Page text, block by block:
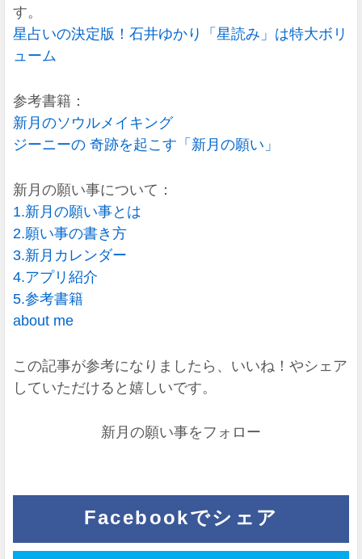
す。
星占いの決定版！石井ゆかり「星読み」は特大ボリ
ューム
参考書籍：
新月のソウルメイキング
ジーニーの 奇跡を起こす「新月の願い」
新月の願い事について：
1.新月の願い事とは
2.願い事の書き方
3.新月カレンダー
4.アプリ紹介
5.参考書籍
about me
この記事が参考になりましたら、いいね！やシェア
していただけると嬉しいです。
新月の願い事をフォロー
Facebookでシェア